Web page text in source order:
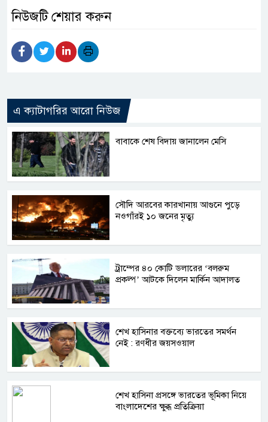
নিউজটি শেয়ার করুন
এ ক্যাটাগরির আরো নিউজ
বাবাকে শেষ বিদায় জানালেন মেসি
সৌদি আরবের কারখানায় আগুনে পুড়ে
নওগাঁরই ১০ জনের মৃত্যু
ট্রাম্পের ৪০ কোটি ডলারের ‘বলরুম
প্রকল্প’ আটকে দিলেন মার্কিন আদালত
শেখ হাসিনার বক্তব্যে ভারতের সমর্থন
নেই : রণধীর জয়সওয়াল
শেখ হাসিনা প্রসঙ্গে ভারতের ভূমিকা নিয়ে
বাংলাদেশের ক্ষুব্ধ প্রতিক্রিয়া